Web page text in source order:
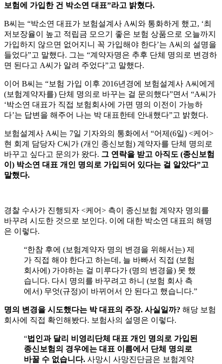
보험에
가입한 건 박소연 대표”라고 밝혔다.
B씨는 “박소연 대표가 보험설계사 A씨와 통화하게 했고, ‘최
저보장율이
높고 적립금 모으기 좋은 보험 상품으로 오늘까지
가입하지
않으면 없어지니 꼭 가입해야 한다’는 A씨의 설명을
들었다”고 말했다. 그는 “계약자명은 추후 단체 명의로 변경하
면 된다고 A씨가 알려 주었다”고 말했다.
이어 B씨는 “보험 가입 이후 2016년경에 보험설계사 A씨에게
(보험계약자를) 단체 명의로 바꾸는 걸 문의했다”면서 “A씨가
‘박소연 대표가 직접 보험회사에 가면 명의 이전이
가능하
다’는 답변을 해주어 나는 박 대표한테 안내했다”고 밝혔다.
보험설계사 A씨는 7일 기자와의 통화에서 “어제 (6일) <케어>
현 회계 담당자 C씨가 (개인 종신보험) 계약자를 단체 명의로
바꾸고 싶다고 문의가 왔다. 그 연락을 받고 아직도 (종신보험
이 ) 박소연 대표 개인 명의로 가입되어 있다는 걸 알았다”고
말했다.
경찰 수사가 진행되자 <케어> 측이 종신보험 계약자 명의를
바꾸려 시도한 것으로 보인다. 이에 대한 박소연 대표의 해명
은 이렇다.
“한참 후에 (보험계약자 명의 변경을 위해서는) 제
가 직접 해야 한다고 하는데, 늘 바빠서 직접 (보험
회사에) 가야하는 걸 미루다가 (명의 변경을) 못 했
습니다. 다시 명의를 바꾸려고 하니 (보험 회사 측
에서) 무엇(규정)이 바뀌어서 안 된다고 했습니다.”
명의 변경을 시도했다는 박 대표의 주장. 사실일까? 해당 보험
회사에 직접 확인해봤다. 보험사의 설명은 이렇다.
“법인과 달리 비영리단체 대표 개인 명의로 가입된
종신보험의 경우에는 대표 이름에서 단체 명의로
바꿀 수 없습니다. 사망시 사망진단금은 보험계약